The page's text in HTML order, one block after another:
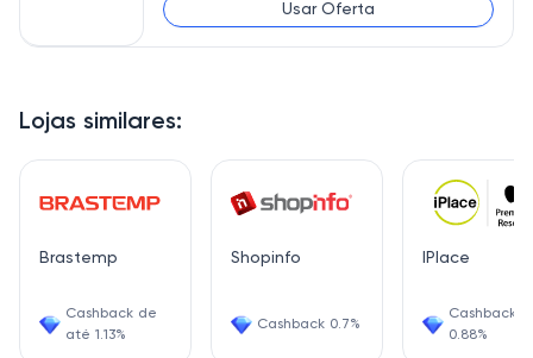
Lojas similares:
Brastemp
Cashback de
até 1.13%
Shopinfo
Cashback 0.7%
IPlace
Cashback
0.88%
Usar Oferta